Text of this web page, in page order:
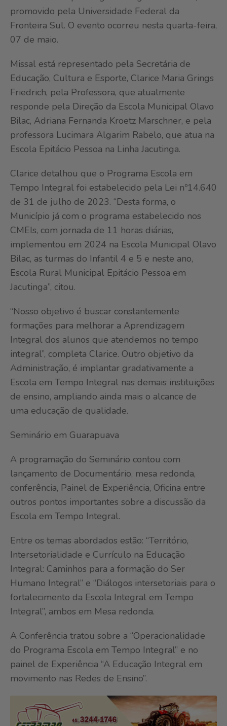
promovido pela Universidade Federal da
Fronteira Sul. O evento ocorreu nesta quarta-feira,
07 de maio.
Missal está representado pela Secretária de
Educação, Cultura e Esporte, Clarice Maria Grings
Friedrich, pela Professora, que atualmente
responde pela Direção da Escola Municipal Olavo
Bilac, Adriana Fernanda Kroetz Marschner, e pela
professora Lucimara Algarim Rabelo, que atua na
Escola Epitácio Pessoa na Linha Jacutinga.
Clarice detalhou que o Programa Escola em
Tempo Integral foi estabelecido pela Lei nº14.640
de 31 de julho de 2023. “Desta forma, o
Município já com o programa estabelecido nos
CMEIs, com jornada de 11 horas diárias,
implementou em 2024 na Escola Municipal Olavo
Bilac, as turmas do Infantil 4 e 5 e neste ano,
Escola Rural Municipal Epitácio Pessoa em
Jacutinga”, citou.
“Nosso objetivo é buscar constantemente
formações para melhorar a Aprendizagem
Integral dos alunos que atendemos no tempo
integral”, completa Clarice. Outro objetivo da
Administração, é implantar gradativamente a
Escola em Tempo Integral nas demais instituições
de ensino, ampliando ainda mais o alcance de
uma educação de qualidade.
Seminário em Guarapuava
A programação do Seminário contou com
lançamento de Documentário, mesa redonda,
conferência, Painel de Experiência, Oficina entre
outros pontos importantes sobre a discussão da
Escola em Tempo Integral.
Entre os temas abordados estão: “Território,
Intersetorialidade e Currículo na Educação
Integral: Caminhos para a formação do Ser
Humano Integral” e “Diálogos intersetoriais para o
fortalecimento da Escola Integral em Tempo
Integral”, ambos em Mesa redonda.
A Conferência tratou sobre a “Operacionalidade
do Programa Escola em Tempo Integral” e no
painel de Experiência “A Educação Integral em
movimento nas Redes de Ensino”.